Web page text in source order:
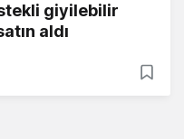
giyilebilir
aldı